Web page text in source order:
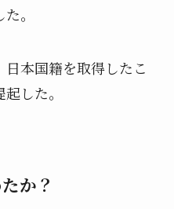
。
本国籍を取得したこ
した。
か？